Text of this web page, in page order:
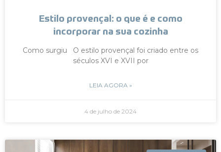
Estilo provençal: o que é e como
incorporar na sua cozinha
Como surgiu O estilo provençal foi criado entre os
séculos XVI e XVII por
LEIA AGORA »
4 de julho de 2024